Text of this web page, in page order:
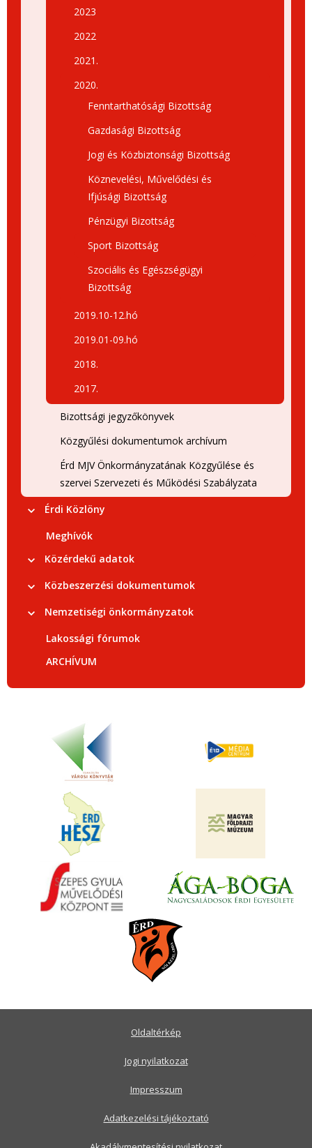
2023
2022
2021.
2020.
Fenntarthatósági Bizottság
Gazdasági Bizottság
Jogi és Közbiztonsági Bizottság
Köznevelési, Művelődési és
Ifjúsági Bizottság
Pénzügyi Bizottság
Sport Bizottság
Szociális és Egészségügyi
Bizottság
2019.10-12.hó
2019.01-09.hó
2018.
2017.
Bizottsági jegyzőkönyvek
Közgyűlési dokumentumok archívum
Érd MJV Önkormányzatának Közgyűlése és
szervei Szervezeti és Működési Szabályzata
Érdi Közlöny
Meghívók
Közérdekű adatok
Közbeszerzési dokumentumok
Nemzetiségi önkormányzatok
Lakossági fórumok
ARCHÍVUM
Oldaltérkép
Jogi nyilatkozat
Impresszum
Adatkezelési tájékoztató